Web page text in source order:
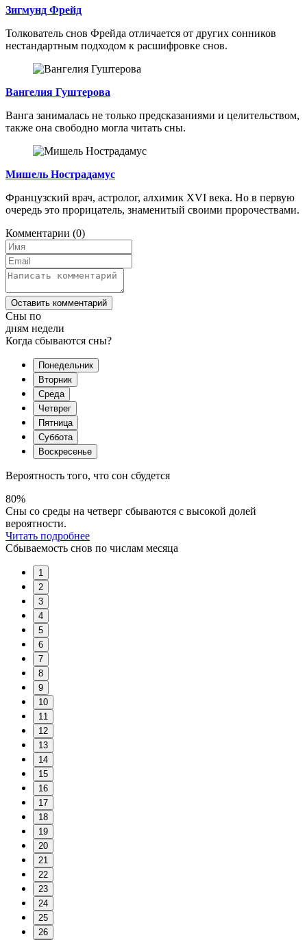
Зигмунд Фрейд
Толкователь снов Фрейда отличается от других сонников
нестандартным подходом к расшифровке снов.
Вангелия Гуштерова
Ванга занималась не только предсказаниями и целительством,
также она свободно могла читать сны.
Мишель Нострадамус
Французский врач, астролог, алхимик XVI века. Но в первую
очередь это прорицатель, знаменитый своими пророчествами.
Комментарии (0)
Оставить комментарий
Сны по
дням недели
Когда сбываются сны?
Понедельник
Вторник
Среда
Четврег
Пятница
Суббота
Воскресенье
Вероятность того, что сон сбудется
80%
Сны со среды на четверг сбываются с высокой долей
вероятности.
Читать подробнее
Сбываемость снов по числам месяца
1
2
3
4
5
6
7
8
9
10
11
12
13
14
15
16
17
18
19
20
21
22
23
24
25
26